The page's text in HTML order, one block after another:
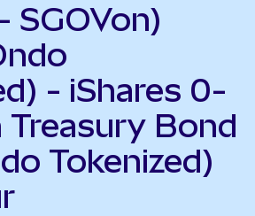
SGOVon)
- iShares 0-
Bond
Tokenized)